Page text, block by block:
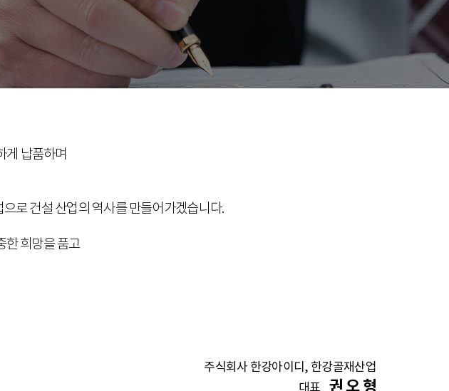
게 납품하며
로 건설 산업의 역사를 만들어가겠습니다.
한 희망을 품고
주식회사 한강아이디, 한강골재산업
대표
권 오 형